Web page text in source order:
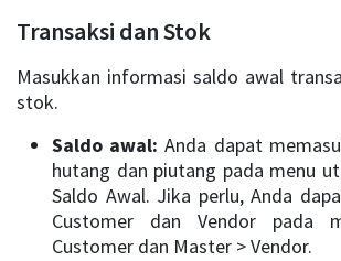
Transaksi dan Stok
Masukkan informasi saldo awal
stok.
Saldo awal: Anda dapat
hutang dan piutang pada menu
Saldo Awal. Jika perlu, Anda
Customer dan Vendor pada
Customer dan Master > Vendor.